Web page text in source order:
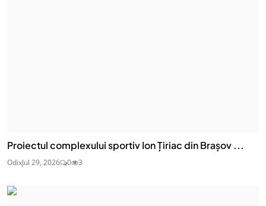
Proiectul complexului sportiv Ion Țiriac din Brașov ...
OdixJul 29, 2026 0 3